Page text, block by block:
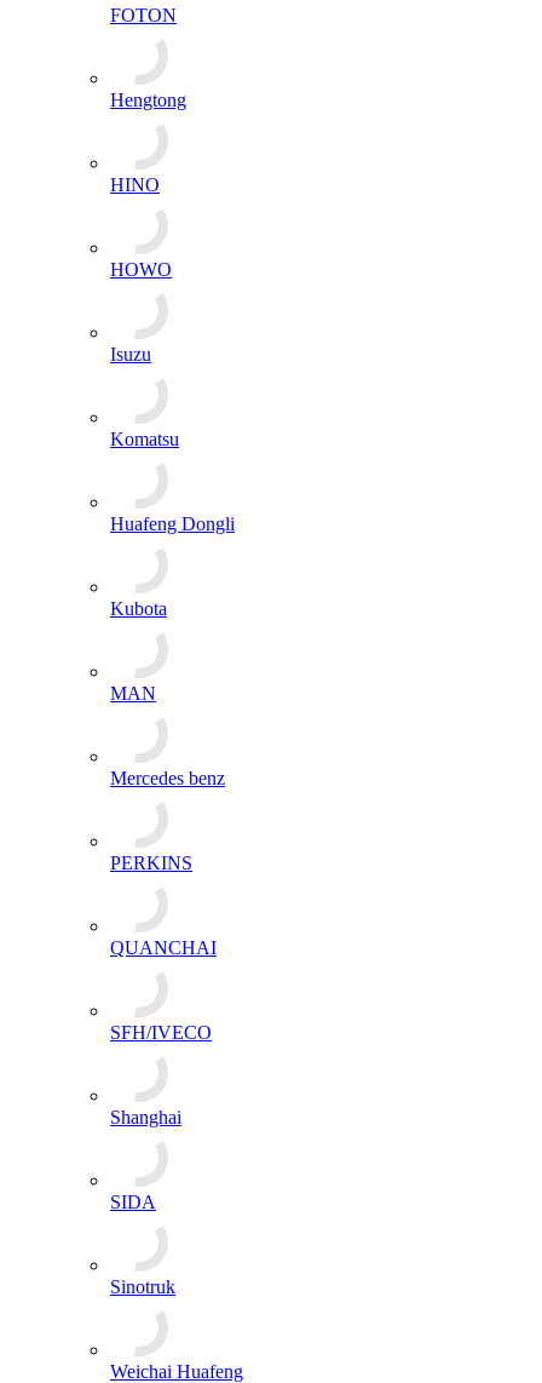
FOTON
Hengtong
HINO
HOWO
Isuzu
Komatsu
Huafeng Dongli
Kubota
MAN
Mercedes benz
PERKINS
QUANCHAI
SFH/IVECO
Shanghai
SIDA
Sinotruk
Weichai Huafeng